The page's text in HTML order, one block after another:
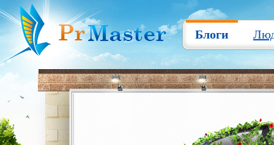
Блоги